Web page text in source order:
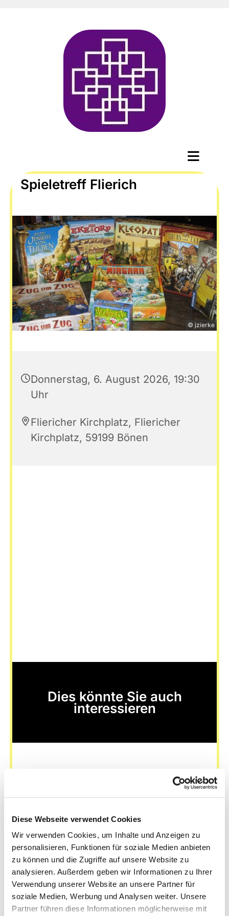
Diese Webseite verwendet Cookies
Wir verwenden Cookies, um Inhalte und Anzeigen zu
personalisieren, Funktionen für soziale Medien anbieten
zu können und die Zugriffe auf unsere Website zu
analysieren. Außerdem geben wir Informationen zu Ihrer
Verwendung unserer Website an unsere Partner für
soziale Medien, Werbung und Analysen weiter. Unsere
Partner führen diese Informationen möglicherweise mit
Spieletreff Flierich
© jzierke
Donnerstag, 6. August 2026, 19:30
Uhr
Fliericher Kirchplatz, Fliericher
Kirchplatz, 59199 Bönen
Dies könnte Sie auch
interessieren